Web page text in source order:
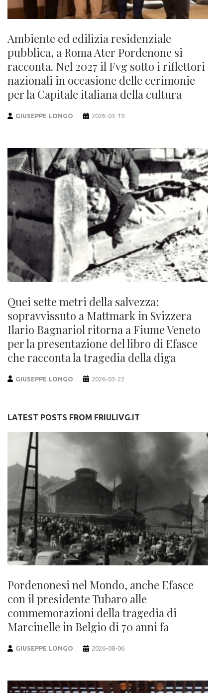
Ambiente ed edilizia residenziale
pubblica, a Roma Ater Pordenone si
racconta. Nel 2027 il Fvg sotto i riflettori
nazionali in occasione delle cerimonie
per la Capitale italiana della cultura
GIUSEPPE LONGO 2026-03-19
Quei sette metri della salvezza:
sopravvissuto a Mattmark in Svizzera
Ilario Bagnariol ritorna a Fiume Veneto
per la presentazione del libro di Efasce
che racconta la tragedia della diga
GIUSEPPE LONGO 2026-03-22
LATEST POSTS FROM FRIULIVG.IT
Pordenonesi nel Mondo, anche Efasce
con il presidente Tubaro alle
commemorazioni della tragedia di
Marcinelle in Belgio di 70 anni fa
GIUSEPPE LONGO 2026-08-06